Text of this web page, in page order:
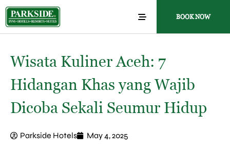
BOOK NOW
Wisata Kuliner Aceh: 7
Hidangan Khas yang Wajib
Dicoba Sekali Seumur Hidup
Parkside Hotels May 4, 2025